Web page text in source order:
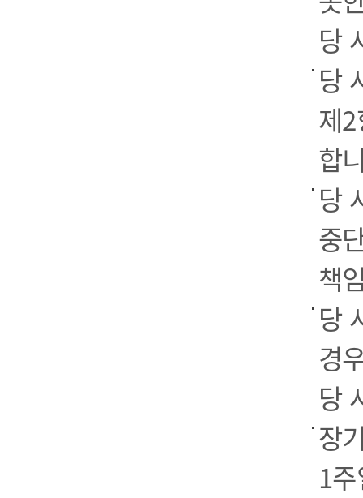
당
당
제
합
당
중
책
당
경
당
장
1